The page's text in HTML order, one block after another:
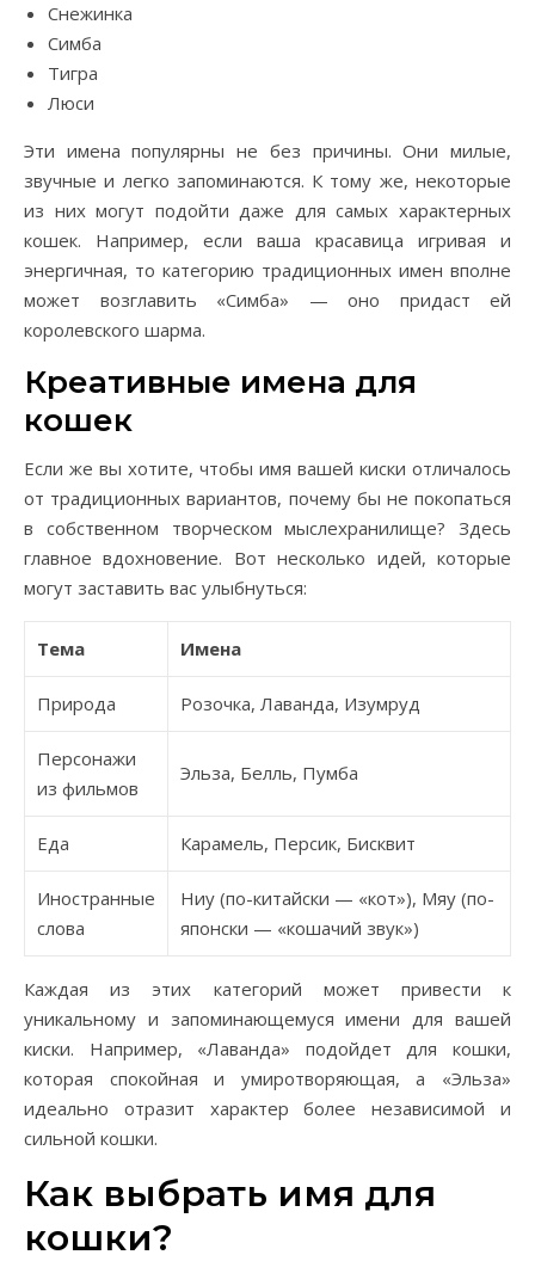
Снежинка
Симба
Тигра
Люси
Эти имена популярны не без причины. Они милые,
звучные и легко запоминаются. К тому же, некоторые
из них могут подойти даже для самых характерных
кошек. Например, если ваша красавица игривая и
энергичная, то категорию традиционных имен вполне
может возглавить «Симба» — оно придаст ей
королевского шарма.
Креативные имена для
кошек
Если же вы хотите, чтобы имя вашей киски отличалось
от традиционных вариантов, почему бы не покопаться
в собственном творческом мыслехранилище? Здесь
главное вдохновение. Вот несколько идей, которые
могут заставить вас улыбнуться:
Тема Имена
Природа Розочка, Лаванда, Изумруд
Персонажи
из фильмов
Эльза, Белль, Пумба
Еда Карамель, Персик, Бисквит
Иностранные
слова
Ниу (по-китайски — «кот»), Мяу (по-
японски — «кошачий звук»)
Каждая из этих категорий может привести к
уникальному и запоминающемуся имени для вашей
киски. Например, «Лаванда» подойдет для кошки,
которая спокойная и умиротворяющая, а «Эльза»
идеально отразит характер более независимой и
сильной кошки.
Как выбрать имя для
кошки?